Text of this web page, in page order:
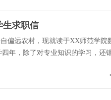
生求职信
偏远农村，现就读于XX师范学院
年，除了对专业知识的学习，还